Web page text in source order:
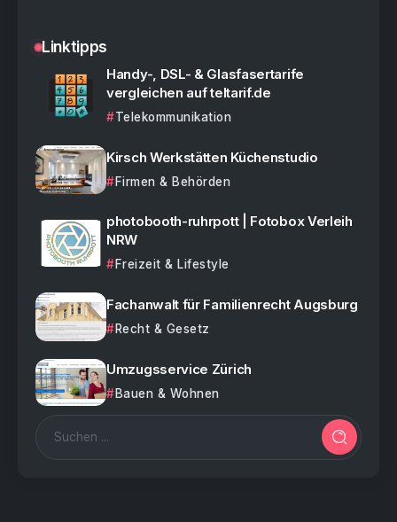
Linktipps
Handy-, DSL- & Glasfasertarife
vergleichen auf teltarif.de
Telekommunikation
Kirsch Werkstätten Küchenstudio
Firmen & Behörden
photobooth-ruhrpott | Fotobox Verleih
NRW
Freizeit & Lifestyle
Fachanwalt für Familienrecht Augsburg
Recht & Gesetz
Umzugsservice Zürich
Bauen & Wohnen